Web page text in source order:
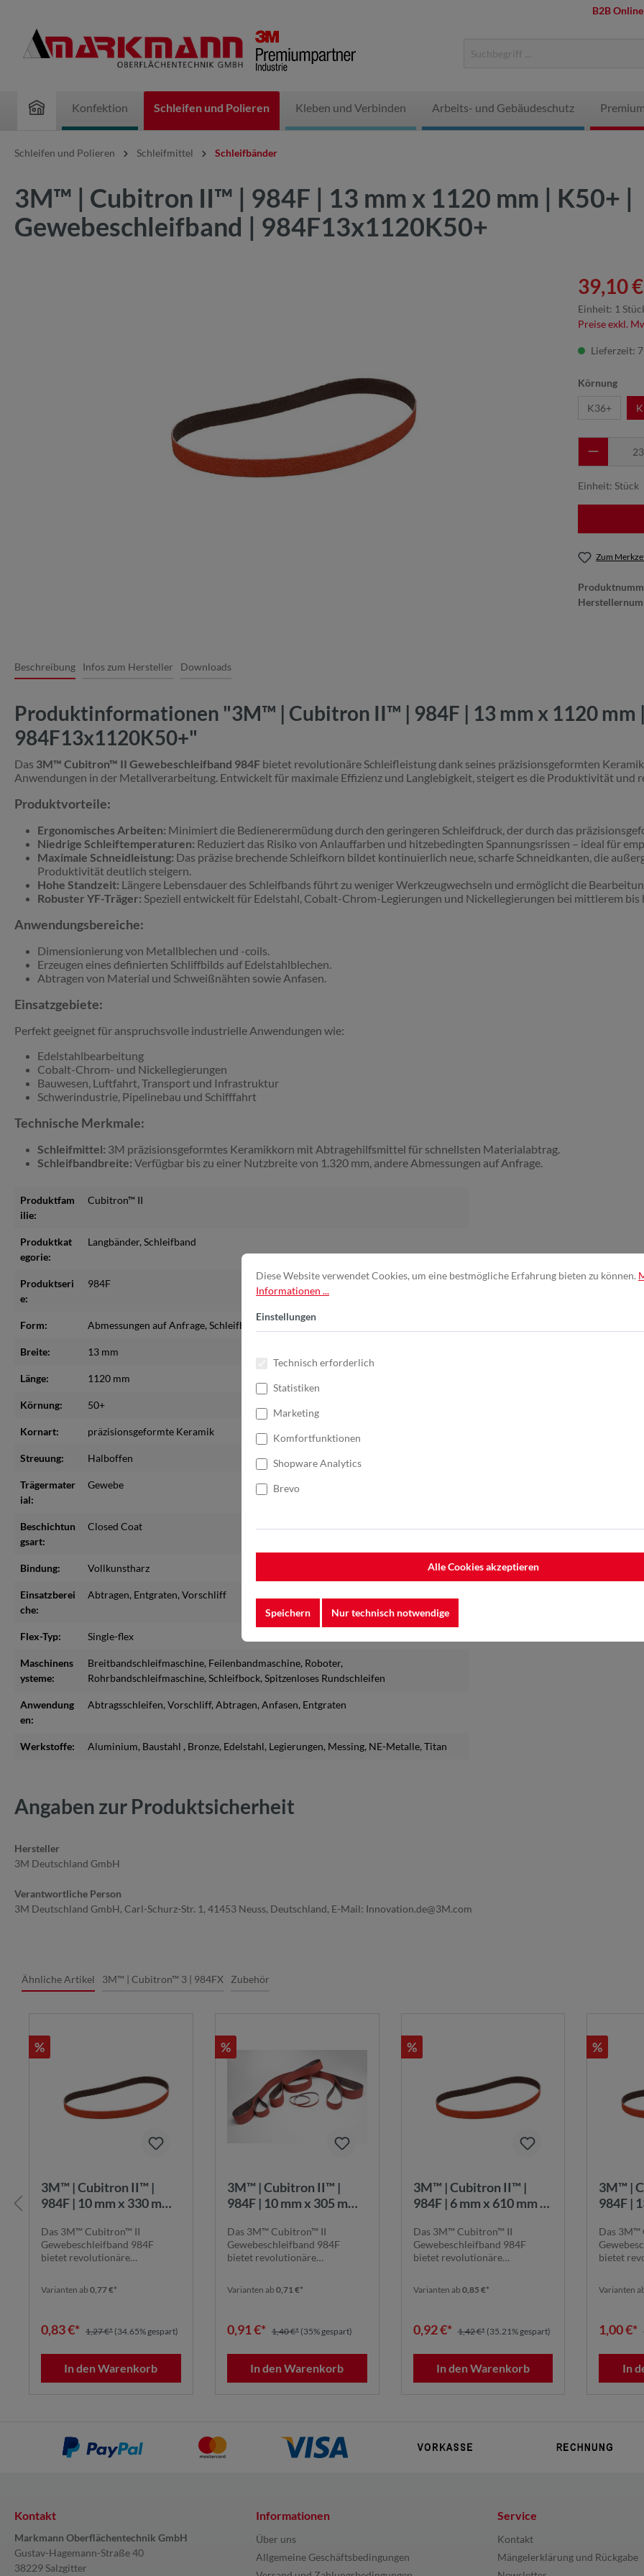
B2B
Konfektion Schleifen und Polieren Kleben und Verbinden Arbeits- und Gebäudeschutz
Schleifen und Polieren Schleifmittel Schleifbänder
3M™ | Cubitron II™ | 984F | 13 mm x 1120 mm | K50+ |
Gewebeschleifband | 984F13x1120K50+
39,10
Einheit: 1
Preise exkl.
Lieferzeit:
Körnung
K36+
Einheit: Stück
Zum
Beschreibung Infos zum Hersteller Downloads
Produktinformationen "3M™ | Cubitron II™ | 984F | 13 mm x 1120 mm
984F13x1120K50+"
Das 3M™ Cubitron™ II Gewebeschleifband 984F bietet revolutionäre Schleifleistung dank seines präzisionsgeformten
Anwendungen in der Metallverarbeitung. Entwickelt für maximale Effizienz und Langlebigkeit, steigert es die Produktivität und
Produktvorteile:
Ergonomisches Arbeiten: Minimiert die Bedienerermüdung durch den geringeren Schleifdruck, der durch das
Niedrige Schleiftemperaturen: Reduziert das Risiko von Anlauffarben und hitzebedingten Spannungsrissen – ideal für
Maximale Schneidleistung: Das präzise brechende Schleifkorn bildet kontinuierlich neue, scharfe Schneidkanten, die
Produktivität deutlich steigern.
Hohe Standzeit: Längere Lebensdauer des Schleifbands führt zu weniger Werkzeugwechseln und ermöglicht die
Robuster YF-Träger: Speziell entwickelt für Edelstahl, Cobalt-Chrom-Legierungen und Nickellegierungen bei mittlerem bis
Anwendungsbereiche:
Dimensionierung von Metallblechen und -coils.
Erzeugen eines definierten Schliffbilds auf Edelstahlblechen.
Abtragen von Material und Schweißnähten sowie Anfasen.
Einsatzgebiete:
Perfekt geeignet für anspruchsvolle industrielle Anwendungen wie:
Edelstahlbearbeitung
Cobalt-Chrom- und Nickellegierungen
Bauwesen, Luftfahrt, Transport und Infrastruktur
Schwerindustrie, Pipelinebau und Schifffahrt
Technische Merkmale:
Schleifmittel: 3M präzisionsgeformtes Keramikkorn mit Abtragehilfsmittel für schnellsten Materialabtrag.
Schleifbandbreite: Verfügbar bis zu einer Nutzbreite von 1.320 mm, andere Abmessungen auf Anfrage.
Produktfam
ilie:
Cubitron™ II
Produktkat
egorie:
Langbänder, Schleifband
Produktseri
e:
984F
Form: Abmessungen auf Anfrage, Schleifbänder bis max. Nutzbreite 1.320mm
Breite: 13 mm
Länge: 1120 mm
Körnung: 50+
Kornart: präzisionsgeformte Keramik
Streuung: Halboffen
Trägermater
ial:
Gewebe
Beschichtun
gsart:
Closed Coat
Bindung: Vollkunstharz
Einsatzberei
che:
Abtragen, Entgraten, Vorschliff
Flex-Typ: Single-flex
Maschinens
ysteme:
Breitbandschleifmaschine, Feilenbandmaschine, Roboter,
Rohrbandschleifmaschine, Schleifbock, Spitzenloses Rundschleifen
Anwendung
en:
Abtragsschleifen, Vorschliff, Abtragen, Anfasen, Entgraten
Werkstoffe: Aluminium, Baustahl , Bronze, Edelstahl, Legierungen, Messing, NE-Metalle, Titan
Angaben zur Produktsicherheit
Hersteller
3M Deutschland GmbH
Verantwortliche Person
3M Deutschland GmbH, Carl-Schurz-Str. 1, 41453 Neuss, Deutschland, E-Mail: Innovation.de@3M.com
Ähnliche Artikel 3M™ | Cubitron™ 3 | 984FX Zubehör
%
3M™ | Cubitron II™ |
984F | 10 mm x 330 mm |
Gewebeschleifband |
984F10x330K36+
Das 3M™ Cubitron™ II
Gewebeschleifband 984F
bietet revolutionäre
Varianten ab 0,77 €*
0,83 €* 1,27 €* (34.65% gespart)
In den Warenkorb
%
3M™ | Cubitron II™ |
984F | 10 mm x 305 mm |
Gewebeschleifband |
984F10x305K36+
Das 3M™ Cubitron™ II
Gewebeschleifband 984F
bietet revolutionäre
Varianten ab 0,71 €*
0,91 €* 1,40 €* (35% gespart)
In den Warenkorb
%
3M™ | Cubitron II™ |
984F | 6 mm x 610 mm |
Gewebeschleifband |
7100044210
Das 3M™ Cubitron™ II
Gewebeschleifband 984F
bietet revolutionäre
Varianten ab 0,85 €*
0,92 €* 1,42 €* (35.21% gespart)
In den Warenkorb
%
3M™ | Cubitron II™ |
984F |
Das
bietet
Varianten
1,00 €*
In
Kontakt
Markmann Oberflächentechnik GmbH
Gustav-Hagemann-Straße 40
38229 Salzgitter
Informationen
Über uns
Allgemeine Geschäftsbedingungen
Service
Kontakt
Mängelerklärung und Rückgabe
Diese Website verwendet Cookies, um eine bestmögliche Erfahrung bieten zu können.
Informationen ...
Einstellungen
Technisch erforderlich
Statistiken
Marketing
Komfortfunktionen
Shopware Analytics
Brevo
Alle Cookies akzeptieren
Speichern Nur technisch notwendige